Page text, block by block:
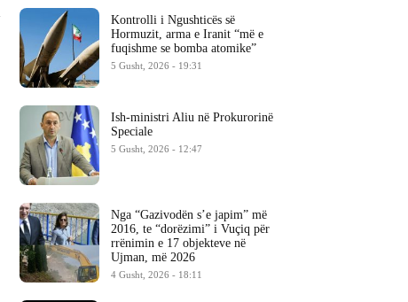
Kontrolli i Ngushticës së
Hormuzit, arma e Iranit “më e
fuqishme se bomba atomike”
5 Gusht, 2026 - 19:31
Ish-ministri ​Aliu në Prokurorinë
Speciale
5 Gusht, 2026 - 12:47
Nga “Gazivodën s’e japim” më
2016, te “dorëzimi” i Vuçiq për
rrënimin e 17 objekteve në
Ujman, më 2026
4 Gusht, 2026 - 18:11